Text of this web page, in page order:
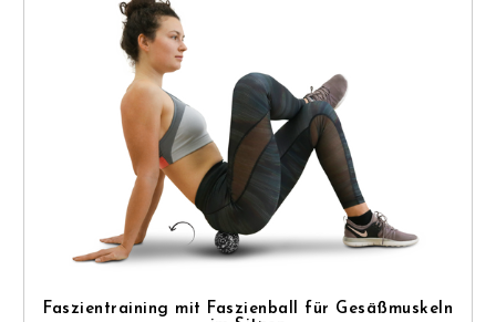
Faszientraining mit Faszienball für Gesäßmuskeln